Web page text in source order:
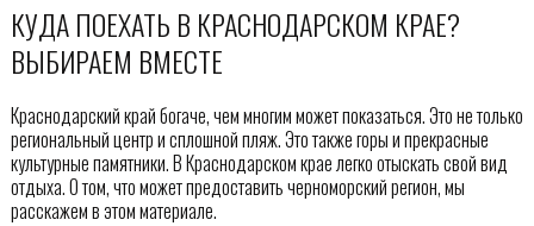
КУДА ПОЕХАТЬ В КРАСНОДАРСКОМ КРАЕ?
ВЫБИРАЕМ ВМЕСТЕ
Краснодарский край богаче, чем многим может показаться. Это не только
региональный центр и сплошной пляж. Это также горы и прекрасные
культурные памятники. В Краснодарском крае легко отыскать свой вид
отдыха. О том, что может предоставить черноморский регион, мы
расскажем в этом материале.